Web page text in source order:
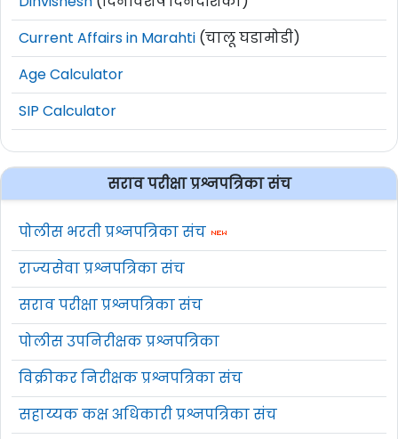
Current Affairs in Marahti (चालू घडामोडी)
Age Calculator
SIP Calculator
सराव परीक्षा प्रश्नपत्रिका संच
पोलीस भरती प्रश्नपत्रिका संच
राज्यसेवा प्रश्नपत्रिका संच
सराव परीक्षा प्रश्नपत्रिका संच
पोलीस उपनिरीक्षक प्रश्नपत्रिका
विक्रीकर निरीक्षक प्रश्नपत्रिका संच
सहाय्यक कक्ष अधिकारी प्रश्नपत्रिका संच